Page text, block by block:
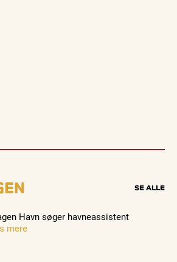
SE ALLE
Havn søger havneassistent
mere